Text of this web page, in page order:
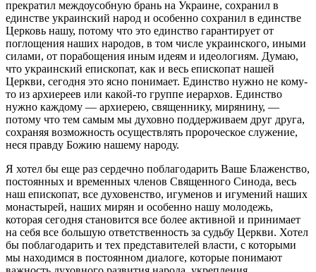
прекратил междоусобную брань на Украине, сохранил в
единстве украинский народ и особенно сохранил в единстве
Церковь нашу, потому что это единство гарантирует от
поглощения наших народов, в том числе украинского, иными
силами, от порабощения иным идеям и идеологиям. Думаю,
что украинский епископат, как и весь епископат нашей
Церкви, сегодня это ясно понимает. Единство нужно не кому-
то из архиереев или какой-то группе иерархов. Единство
нужно каждому — архиерею, священнику, мирянину, —
потому что тем самым мы духовно поддерживаем друг друга,
сохраняя возможность осуществлять пророческое служение,
неся правду Божию нашему народу.
Я хотел бы еще раз сердечно поблагодарить Ваше Блаженство,
постоянных и временных членов Священного Синода, весь
наш епископат, все духовенство, игуменов и игумений наших
монастырей, наших мирян и особенно нашу молодежь,
которая сегодня становится все более активной и принимает
на себя все большую ответственность за судьбу Церкви. Хотел
бы поблагодарить и тех представителей власти, с которыми
мы находимся в постоянном диалоге, которые понимают